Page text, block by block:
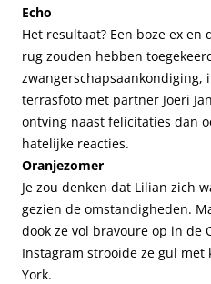
Echo
Het resultaat? Een boze ex
rug zouden hebben
zwangerschapsaankondiging,
terrasfoto met partner Joeri
ontving naast felicitaties dan
hatelijke reacties.
Oranjezomer
Je zou denken dat Lilian zich
gezien de omstandigheden.
dook ze vol bravoure op in de
Instagram strooide ze gul met
York.